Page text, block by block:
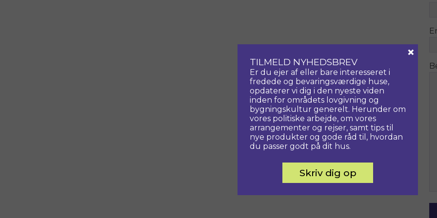
TILMELD NYHEDSBREV
Er du ejer af eller bare interesseret i
fredede og bevaringsværdige huse,
opdaterer vi dig i den nyeste viden
inden for områdets lovgivning og
bygningskultur generelt. Herunder om
vores politiske arbejde, om vores
arrangementer og rejser, samt tips til
nye produkter og gode råd til, hvordan
du passer godt på dit hus.
Skriv dig op
×